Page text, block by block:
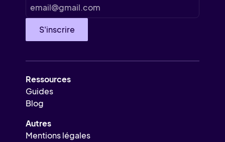
Ressources
Guides
Blog
Autres
Mentions légales